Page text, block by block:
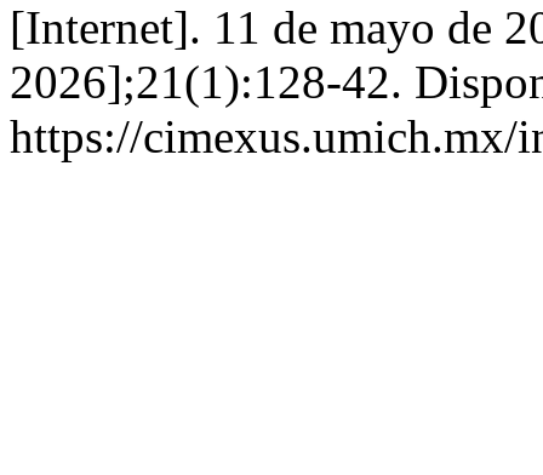
[Internet]. 11 de mayo de
2026];21(1):128-42.
https://cimexus.umich.mx/